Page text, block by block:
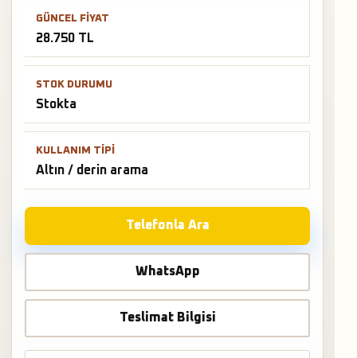
dedektörü seçiminde derinlik beklentisi, hedef boyutu,
düşünülmelidir. Faturalı satış, Türkiye geneli kargo ve
mağazadan teslimat desteğiyle satış ve teslimat
desteği hızlıca alınabilir.
GÜNCEL FIYAT
28.750 TL
STOK DURUMU
Stokta
KULLANIM TIPI
Altın / derin arama
Telefonla Ara
WhatsApp
Teslimat Bilgisi